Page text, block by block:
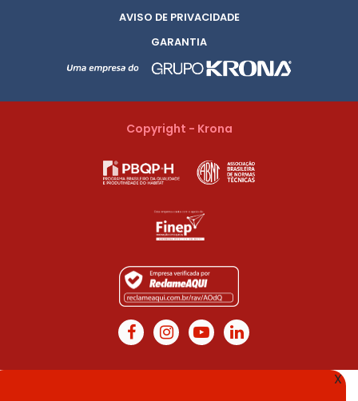
AVISO DE PRIVACIDADE
GARANTIA
Copyright - Krona
X